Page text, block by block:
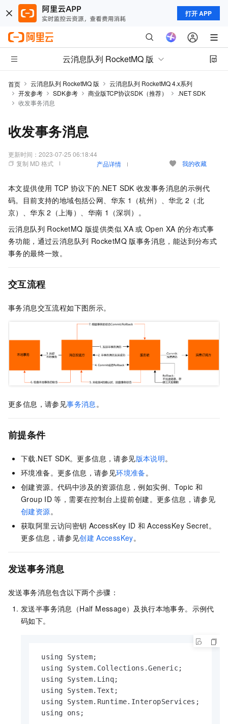
打开 APP
云消息队列 RocketMQ 版
首页 云消息队列 RocketMQ 版
云消息队列 RocketMQ 4.x系列
开发参考
SDK参考 商业版TCP协议SDK（推荐）
.NET SDK
收发事务消息
收发事务消息
更新时间： 2023-07-25 06:18:44
复制 MD 格式
产品详情 我的收藏
本文提供使用 TCP 协议下的.NET SDK 收发事务消息的示例代
码。目前支持的地域包括公网、华东 1（杭州）、华北 2（北
京）、华东 2（上海）、华南 1（深圳）。
云消息队列 RocketMQ 版提供类似 XA 或 Open XA 的分布式事
务功能，通过云消息队列 RocketMQ 版事务消息，能达到分布式
事务的最终一致。
交互流程
事务消息交互流程如下图所示。
更多信息，请参见事务消息 。
前提条件
下载.NET SDK。更多信息，请参见版本说明。
环境准备。更多信息，请参见环境准备 。
创建资源。代码中涉及的资源信息，例如实例、Topic 和
Group ID 等，需要在控制台上提前创建。更多信息，请参见
创建资源。
获取阿里云访问密钥 AccessKey ID 和 AccessKey Secret。
更多信息，请参见创建 AccessKey。
发送事务消息
发送事务消息包含以下两个步骤：
发送半事务消息（Half Message）及执行本地事务。示例代
码如下。
using System;
using System.Collections.Generic;
using System.Linq;
using System.Text;
using System.Runtime.InteropServices;
using ons;